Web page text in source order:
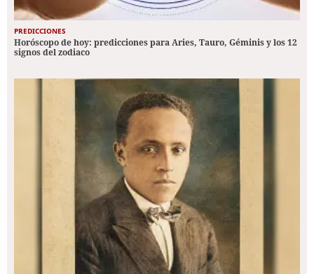
PREDICCIONES
Horóscopo de hoy: predicciones para Aries, Tauro, Géminis y los 12
signos del zodiaco